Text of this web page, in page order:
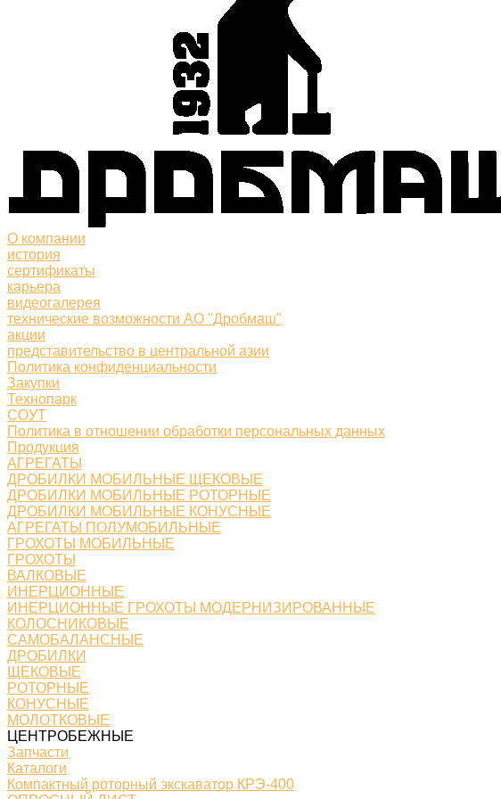
О компании
история
сертификаты
карьера
видеогалерея
технические возможности АО "Дробмаш"
акции
представительство в центральной азии
Политика конфиденциальности
Закупки
Технопарк
СОУТ
Политика в отношении обработки персональных данных
Продукция
АГРЕГАТЫ
ДРОБИЛКИ МОБИЛЬНЫЕ ЩЕКОВЫЕ
ДРОБИЛКИ МОБИЛЬНЫЕ РОТОРНЫЕ
ДРОБИЛКИ МОБИЛЬНЫЕ КОНУСНЫЕ
АГРЕГАТЫ ПОЛУМОБИЛЬНЫЕ
ГРОХОТЫ МОБИЛЬНЫЕ
ГРОХОТЫ
ВАЛКОВЫЕ
ИНЕРЦИОННЫЕ
ИНЕРЦИОННЫЕ ГРОХОТЫ МОДЕРНИЗИРОВАННЫЕ
КОЛОСНИКОВЫЕ
САМОБАЛАНСНЫЕ
ДРОБИЛКИ
ЩЕКОВЫЕ
РОТОРНЫЕ
КОНУСНЫЕ
МОЛОТКОВЫЕ
ЦЕНТРОБЕЖНЫЕ
Запчасти
Каталоги
Компактный роторный экскаватор КРЭ-400